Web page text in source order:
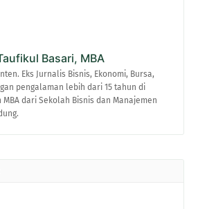
Basari, MBA
Eks Jurnalis Bisnis, Ekonomi, Bursa,
pengalaman lebih dari 15 tahun di
dari Sekolah Bisnis dan Manajemen